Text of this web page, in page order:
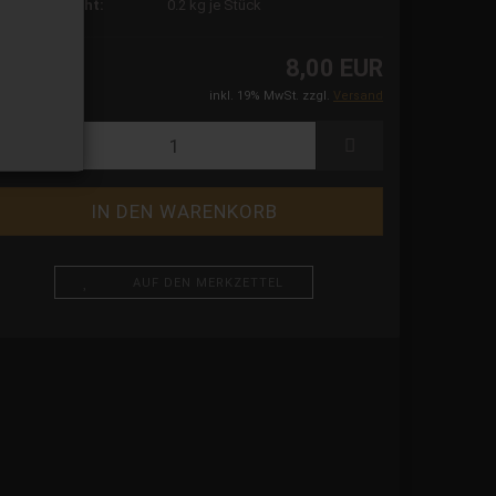
0.2 kg je Stück
8,00 EUR
inkl. 19% MwSt. zzgl. Versand